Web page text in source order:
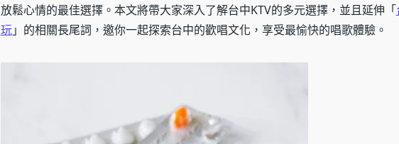
放鬆心情的最佳選擇。本文將帶大家深入了解台中KTV的多元選擇，並且延伸「
玩」的相關長尾詞，邀你一起探索台中的歡唱文化，享受最愉快的唱歌體驗。